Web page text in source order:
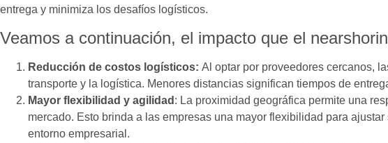
entrega y minimiza los desafíos logísticos.
Veamos a continuación, el impacto que el
Reducción de costos logísticos: Al optar por proveedores cercanos,
transporte y la logística. Menores distancias significan tiempos de
Mayor flexibilidad y agilidad : La proximidad geográfica permite una
mercado. Esto brinda a las empresas una mayor flexibilidad para
entorno empresarial.